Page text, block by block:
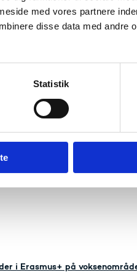
med vores partnere
disse data med andre
Statistik
og
Hvis I allerede nu har
kaffe og the undervejs.
link og udfylde
i Erasmus+ på